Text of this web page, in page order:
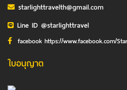
starlighttravelth@gmail.com
Line ID @starlighttravel
facebook https://www.facebook.com/
ใบอนุญาต